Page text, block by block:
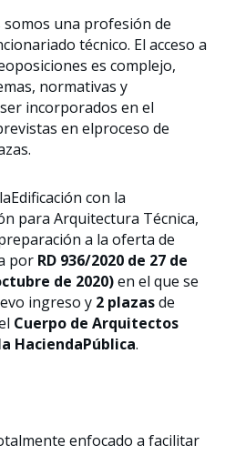
una profesión de
técnico. El acceso a
es complejo,
normativas y
incorporados en el
en elproceso de
con la
para Arquitectura Técnica,
a la oferta de
por RD 936/2020 de 27 de
de 2020)en el que se
ingreso y 2 plazasde
Cuerpo de Arquitectos
HaciendaPública.
enfocado a facilitar